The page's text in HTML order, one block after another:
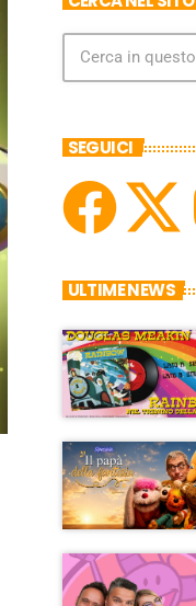
SEGUICI
ULTIME NEWS